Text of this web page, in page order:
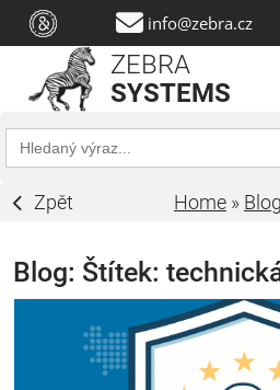
info@zebra.cz
ZEBRA
SYSTEMS
Search
for:
Zpět Home » Blog
Blog: Štítek: